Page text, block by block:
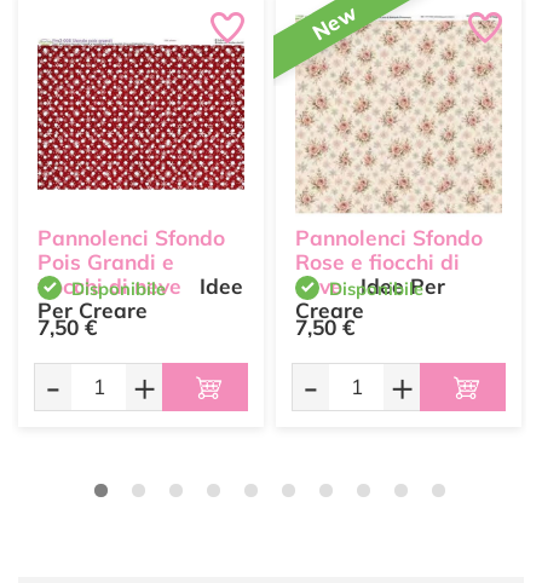
Pannolenci Sfondo
Pois Grandi e
fiocchi di neve
Idee
Per Creare
Disponibile
7,50 €
- +
New
Pannolenci Sfondo
Rose e fiocchi di
neve Idee Per
Creare
Disponibile
7,50 €
- +